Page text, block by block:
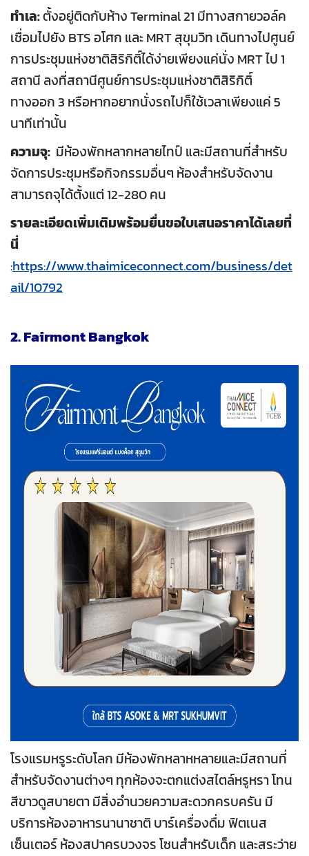
ทำเล:ตั้งอยู่ติดกับห้าง Terminal 21 มีทางสกายวอล์ค
เชื่อมไปยัง BTS อโศก และ MRT สุขุมวิท เดินทางไปศูนย์
การประชุมแห่งชาติสิริกิติ์ได้ง่ายเพียงแค่นั่ง MRT ไป 1
สถานี ลงที่สถานีศูนย์การประชุมแห่งชาติสิริกิติ์
ทางออก 3 หรือหากอยากนั่งรถไปก็ใช้เวลาเพียงแค่ 5
นาทีเท่านั้น
ความจุ: มีห้องพักหลากหลายไทป์ และมีสถานที่สำหรับ
จัดการประชุมหรือกิจกรรมอื่นๆ ห้องสำหรับจัดงาน
สามารถจุได้ตั้งแต่ 12-280 คน
รายละเอียดเพิ่มเติมพร้อมยื่นขอใบเสนอราคาได้เลยที่
นี่
:https://www.thaimiceconnect.com/business/det
ail/10792
2. Fairmont Bangkok
โรงแรมหรูระดับโลก มีห้องพักหลาหหลายและมีสถานที่
สำหรับจัดงานต่างๆ ทุกห้องจะตกแต่งสไตล์หรูหรา โทน
สีขาวดูสบายตา มีสิ่งอำนวยความสะดวกครบครัน มี
บริการห้องอาหารนานาชาติ บาร์เครื่องดื่ม ฟิตเนส
เซ็นเตอร์ ห้องสปาครบวงจร โซนสำหรับเด็ก และสระว่าย